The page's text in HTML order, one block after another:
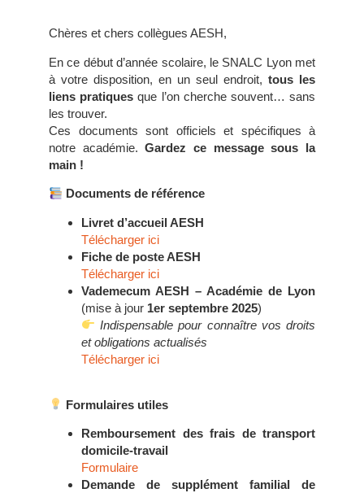
Chères et chers collègues AESH,
En ce début d’année scolaire, le SNALC Lyon met
à votre disposition, en un seul endroit, tous les
liens pratiques que l’on cherche souvent… sans
les trouver.
Ces documents sont officiels et spécifiques à
notre académie.Gardez ce message sous la
main !
Documents de référence
Livret d’accueil AESH
Télécharger ici
Fiche de poste AESH
Télécharger ici
Vademecum AESH – Académie de Lyon
(mise à jour 1er septembre 2025)
Indispensable pour connaître vos droits
et obligations actualisés
Télécharger ici
Formulaires utiles
Remboursement des frais de transport
domicile-travail
Formulaire
Demande de supplément familial de